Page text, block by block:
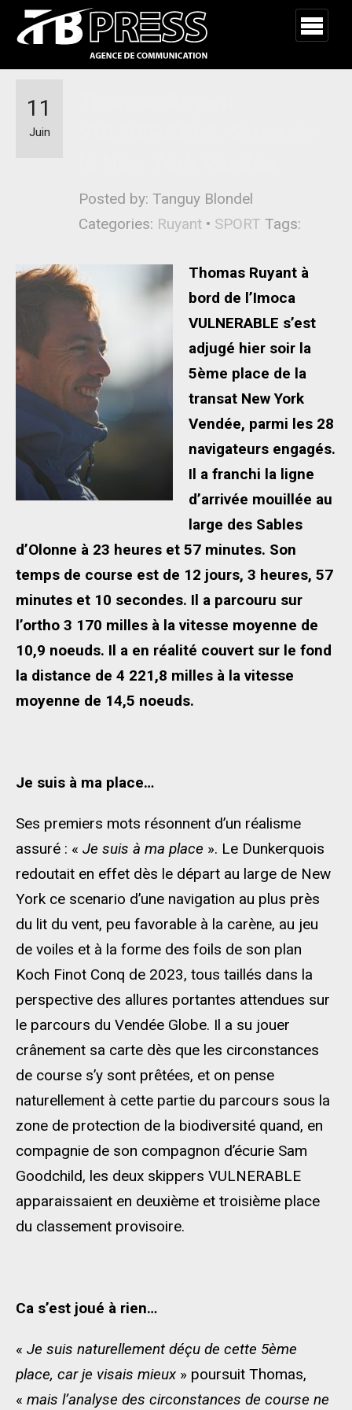
Posted by: Tanguy Blondel
Categories: Ruyant • SPORT Tags:
11
Juin
Thomas Ruyant à
bord de l’Imoca
VULNERABLE s’est
adjugé hier soir la
5ème place de la
transat New York
Vendée, parmi les 28
navigateurs engagés.
Il a franchi la ligne
d’arrivée mouillée au
large des Sables
d’Olonne à 23 heures et 57 minutes. Son
temps de course est de 12 jours, 3 heures, 57
minutes et 10 secondes. Il a parcouru sur
l’ortho 3 170 milles à la vitesse moyenne de
10,9 noeuds. Il a en réalité couvert sur le fond
la distance de 4 221,8 milles à la vitesse
moyenne de 14,5 noeuds.
Je suis à ma place…
Ses premiers mots résonnent d’un réalisme
assuré : « Je suis à ma place ». Le Dunkerquois
redoutait en effet dès le départ au large de New
York ce scenario d’une navigation au plus près
du lit du vent, peu favorable à la carène, au jeu
de voiles et à la forme des foils de son plan
Koch Finot Conq de 2023, tous taillés dans la
perspective des allures portantes attendues sur
le parcours du Vendée Globe. Il a su jouer
crânement sa carte dès que les circonstances
de course s’y sont prêtées, et on pense
naturellement à cette partie du parcours sous la
zone de protection de la biodiversité quand, en
compagnie de son compagnon d’écurie Sam
Goodchild, les deux skippers VULNERABLE
apparaissaient en deuxième et troisième place
du classement provisoire.
Ca s’est joué à rien…
« Je suis naturellement déçu de cette 5ème
place, car je visais mieux » poursuit Thomas,
« mais l’analyse des circonstances de course ne